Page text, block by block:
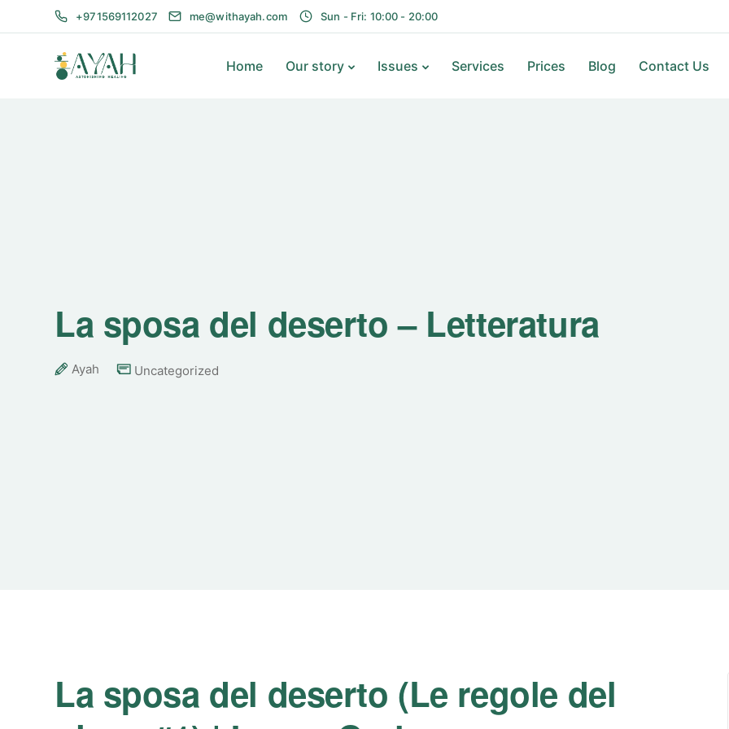
+971569112027 me@withayah.com Sun - Fri: 10:00 - 20:00
Home Our story Issues Services Prices Blog Contact Us
La sposa del deserto – Letteratura
Ayah Uncategorized
La sposa del deserto (Le regole del